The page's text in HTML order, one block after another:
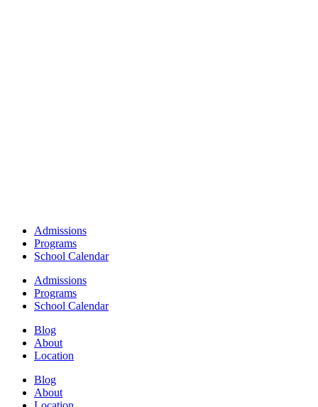
Admissions
Programs
School Calendar
Admissions
Programs
School Calendar
Blog
About
Location
Blog
About